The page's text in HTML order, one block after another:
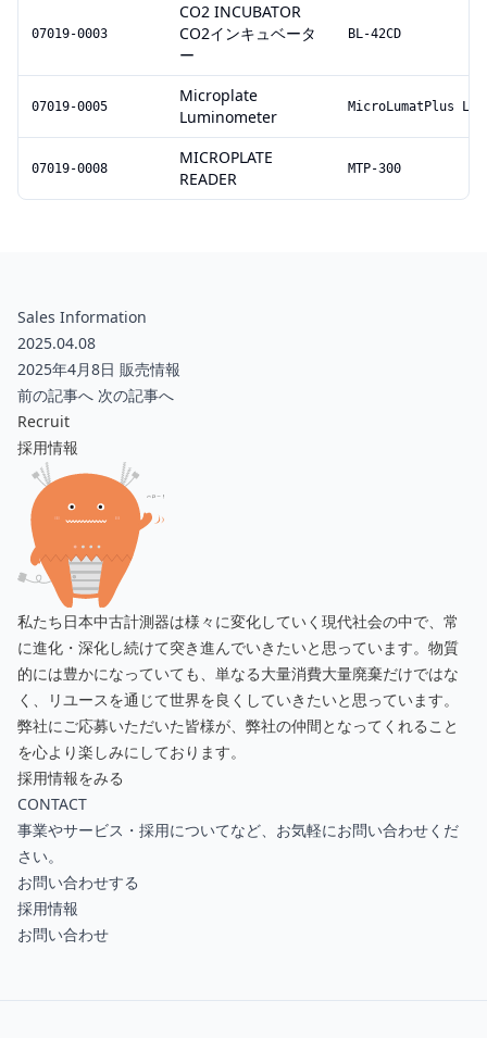
07019-0003
CO2 INCUBATOR
CO2インキュベータ
ー
BL-42CD
07019-0005
Microplate
Luminometer
MicroLumatPlus LB
07019-0008
MICROPLATE
READER
MTP-300
Sales Information
2025.04.08
2025年4月8日 販売情報
前の記事へ 次の記事へ
Recruit
採用情報
私たち日本中古計測器は様々に変化していく現代社会の中で、常
に進化・深化し続けて突き進んでいきたいと思っています。物質
的には豊かになっていても、単なる大量消費大量廃棄だけではな
く、リユースを通じて世界を良くしていきたいと思っています。
弊社にご応募いただいた皆様が、弊社の仲間となってくれること
を心より楽しみにしております。
採用情報をみる
CONTACT
事業やサービス・採用についてなど、お気軽にお問い合わせくだ
さい。
お問い合わせする
採用情報
お問い合わせ